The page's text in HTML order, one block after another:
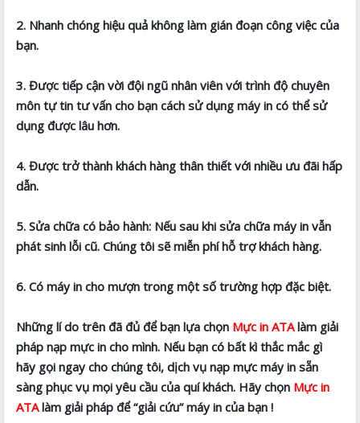
2. Nhanh chóng hiệu quả không làm gián đoạn công việc của
bạn.
3. Được tiếp cận vời đội ngũ nhân viên với trình độ chuyên
môn tự tin tư vấn cho bạn cách sử dụng máy in có thể sử
dụng được lâu hơn.
4. Được trở thành khách hàng thân thiết với nhiều ưu đãi hấp
dẫn.
5. Sửa chữa có bảo hành: Nếu sau khi sửa chữa máy in vẫn
phát sinh lỗi cũ. Chúng tôi sẽ miễn phí hỗ trợ khách hàng.
6. Có máy in cho mượn trong một số trường hợp đặc biệt.
Những lí do trên đã đủ để bạn lựa chọn Mực in ATAlàm giải
pháp nạp mực in cho mình. Nếu bạn có bất kì thắc mắc gì
hãy gọi ngay cho chúng tôi, dịch vụ nạp mực máy in sẵn
sàng phục vụ mọi yêu cầu của quí khách. Hãy chọn Mực in
ATAlàm giải pháp để “giải cứu” máy in của bạn !